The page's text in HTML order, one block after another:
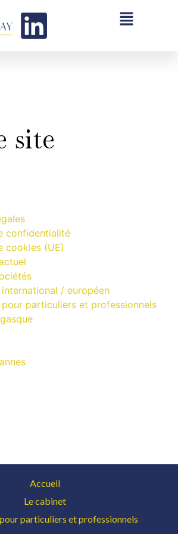
site
confidentialité
cookies (UE)
/ européen
particuliers et professionnels
Accueil
Le cabinet
particuliers et professionnels